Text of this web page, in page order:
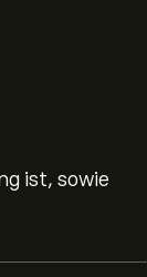
ist, sowie